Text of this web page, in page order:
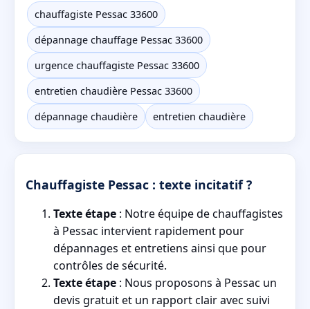
chauffagiste Pessac 33600
dépannage chauffage Pessac 33600
urgence chauffagiste Pessac 33600
entretien chaudière Pessac 33600
dépannage chaudière
entretien chaudière
Chauffagiste Pessac : texte incitatif ?
Texte étape : Notre équipe de chauffagistes
à Pessac intervient rapidement pour
dépannages et entretiens ainsi que pour
contrôles de sécurité.
Texte étape : Nous proposons à Pessac un
devis gratuit et un rapport clair avec suivi